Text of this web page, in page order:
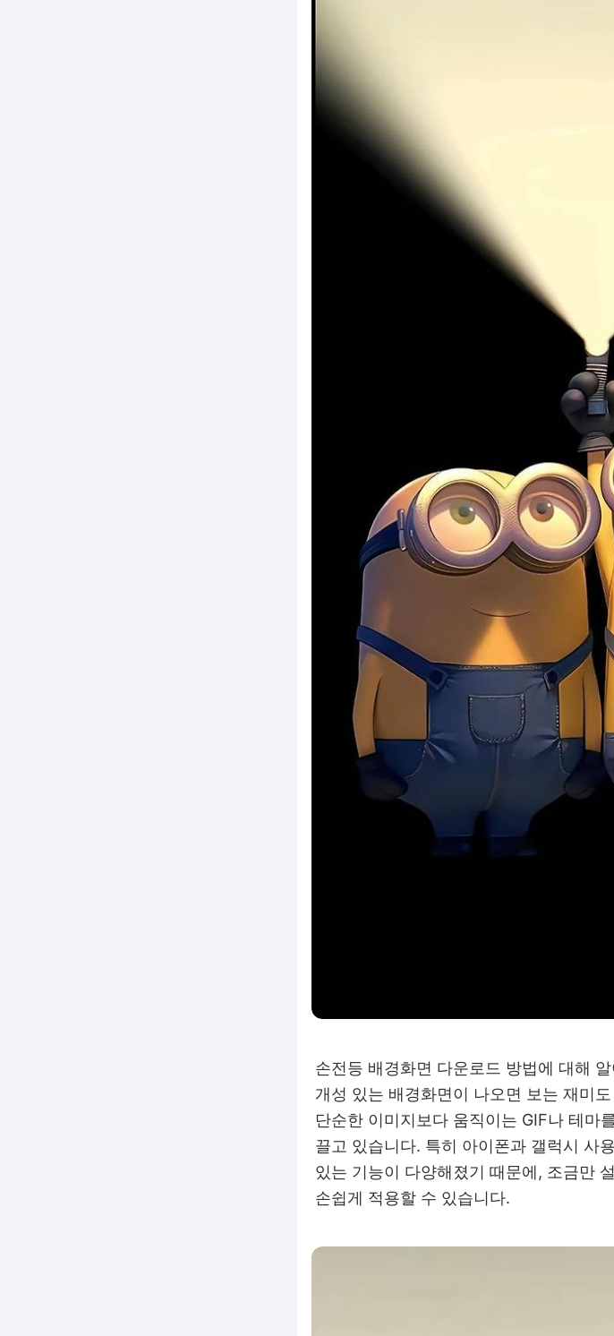
손전등 배경화면 다운로드 방법에 대해
개성 있는 배경화면이 나오면 보는 재미
단순한 이미지보다 움직이는 GIF나 테마
끌고 있습니다. 특히 아이폰과 갤럭시 사
있는 기능이 다양해졌기 때문에, 조금만
손쉽게 적용할 수 있습니다.